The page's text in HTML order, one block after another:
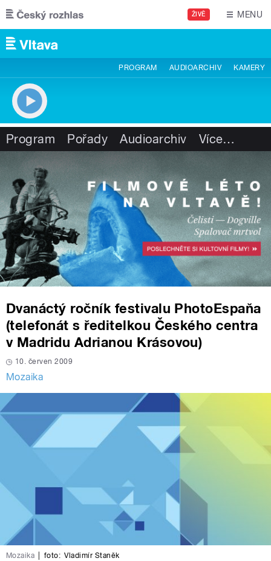
Přejít k hlavnímu obsahu
ŽIVĚ MENU
PROGRAM AUDIOARCHIV KAMERY
Program Pořady Audioarchiv Více…
Dvanáctý ročník festivalu PhotoEspaňa
(telefonát s ředitelkou Českého centra
v Madridu Adrianou Krásovou)
10. červen 2009
Mozaika
Mozaika foto: Vladimír Staněk